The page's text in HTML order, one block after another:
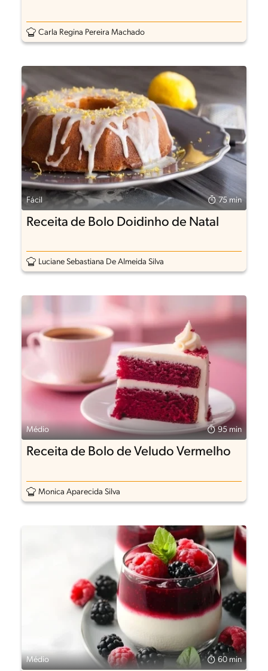
Carla Regina Pereira Machado
Fácil 75 min
Receita de Bolo Doidinho de Natal
Luciane Sebastiana De Almeida Silva
Médio 95 min
Receita de Bolo de Veludo Vermelho
Monica Aparecida Silva
Médio 60 min